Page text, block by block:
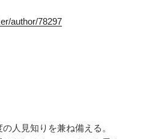
author/78297
人見知りを兼ね備える。